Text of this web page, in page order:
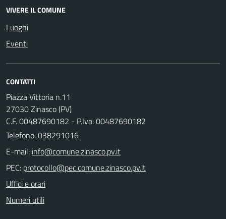
VIVERE IL COMUNE
Luoghi
Eventi
CONTATTI
Piazza Vittoria n.11
27030 Zinasco (PV)
C.F. 00487690182 - P.Iva: 00487690182
Telefono:038291016
E-mail:
PEC:
Uffici e orari
Numeri utili